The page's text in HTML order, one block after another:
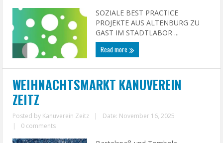
SOZIALE BEST PRACTICE
PROJEKTE AUS ALTENBURG ZU
GAST IM STADTLABOR ...
Read more
WEIHNACHTSMARKT KANUVEREIN
ZEITZ
Posted by Kanuverein Zeitz |
Date: November 16, 2025
|
0 comments